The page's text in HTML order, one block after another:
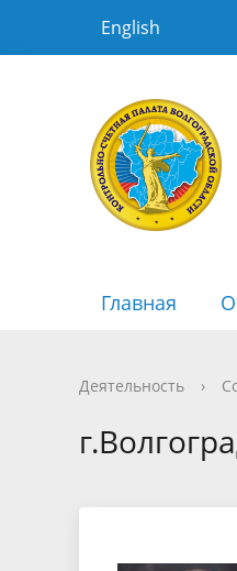
English
Главная
История КСП
Информация о
соглашениях
Планы
Новости
Порядок
Деятельность ›